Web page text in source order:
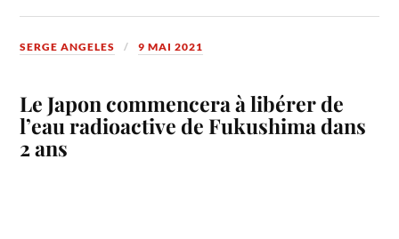
SERGE ANGELES 9 MAI 2021
Le Japon commencera à libérer de
l’eau radioactive de Fukushima dans
2 ans